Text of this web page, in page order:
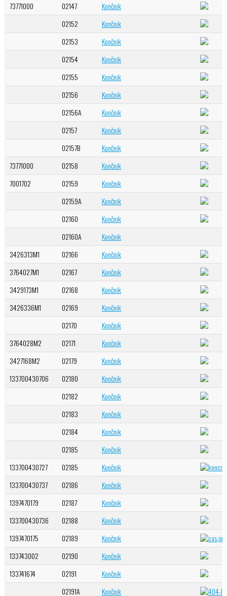
73771000
02147
Končnik
02152
Končnik
02153
Končnik
02154
Končnik
02155
Končnik
02156
Končnik
02156A
Končnik
02157
Končnik
02157B
Končnik
73771000
02158
Končnik
7001702
02159
Končnik
02159A
Končnik
02160
Končnik
02160A
Končnik
3426313M1
02166
Končnik
3764027M1
02167
Končnik
3429173M1
02168
Končnik
3426336M1
02169
Končnik
02170
Končnik
3764028M2
02171
Končnik
3427168M2
02179
Končnik
133700430706
02180
Končnik
02182
Končnik
02183
Končnik
02184
Končnik
02185
Končnik
133700430727
02185
Končnik
133700430737
02186
Končnik
1397470179
02187
Končnik
133700430736
02188
Končnik
1397470175
02189
Končnik
133743002
02190
Končnik
133741674
02191
Končnik
02191A
Končnik